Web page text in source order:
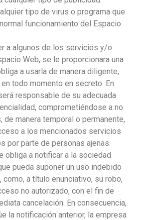
tipo de virus o programa que
funcionamiento del Espacio
a algunos de los servicios y/o
Web, se le proporcionara una
a usarla de manera diligente,
todo momento en secreto. En
responsable de su adecuada
comprometiéndose a no
de manera temporal o permanente,
a los mencionados servicios
por parte de personas ajenas.
obliga a notificar a la sociedad
pueda suponer un uso indebido
como, a título enunciativo, su robo,
no autorizado, con el fin de
cancelación. En consecuencia,
la notificación anterior, la empresa